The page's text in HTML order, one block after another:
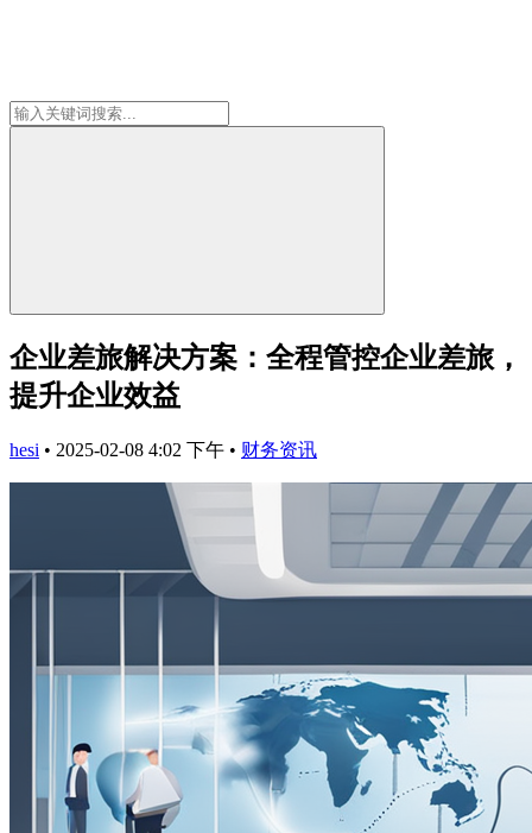
企业差旅解决方案：全程管控企业差旅，
提升企业效益
hesi • 2025-02-08 4:02 下午 • 财务资讯